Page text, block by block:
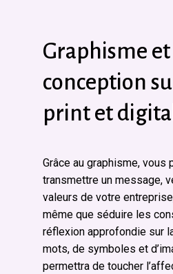
Graphisme et
conception
print et digital
Grâce au graphisme, vous
transmettre un message,
valeurs de votre
même que séduire les
réflexion approfondie sur
mots, de symboles et
permettra de toucher